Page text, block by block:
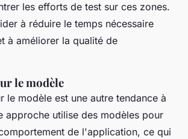
les efforts de test sur ces zones.
à réduire le temps nécessaire
à améliorer la qualité de
le modèle
le modèle est une autre tendance à
approche utilise des modèles pour
de l'application, ce qui